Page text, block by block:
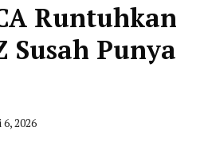
Runtuhkan
Susah Punya
2026